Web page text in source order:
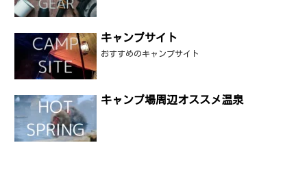
キャンプサイト
おすすめのキャンプサイト
キャンプ場周辺オススメ温泉